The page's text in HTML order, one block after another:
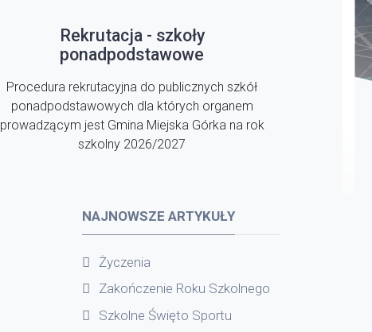
Rekrutacja - szkoły
ponadpodstawowe
Procedura rekrutacyjna do publicznych szkół
ponadpodstawowych dla których organem
prowadzącym jest Gmina Miejska Górka na rok
szkolny 2026/2027
NAJNOWSZE ARTYKUŁY
Życzenia
Zakończenie Roku Szkolnego
Szkolne Święto Sportu